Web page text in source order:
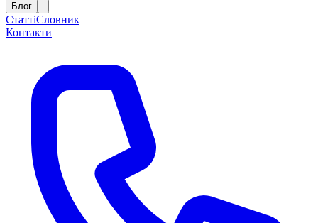
Блог
СтаттіСловник
Контакти